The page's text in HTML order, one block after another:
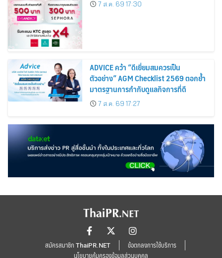
Cosmetics Rises 26%
7 ส.ค. 69 17:30
ADVICE คว้า “ดีเยี่ยมสมควรเป็น
ตัวอย่าง” AGM Checklist 2569 ตอกย้ำ
มาตรฐานการกำกับดูแลกิจการที่ดี
7 ส.ค. 69 17:27
สมัครสมาชิก ThaiPR.NET
ข้อตกลงการใช้บริการ
นโยบายคุ้มครองข้อมูลส่วนบุคคล